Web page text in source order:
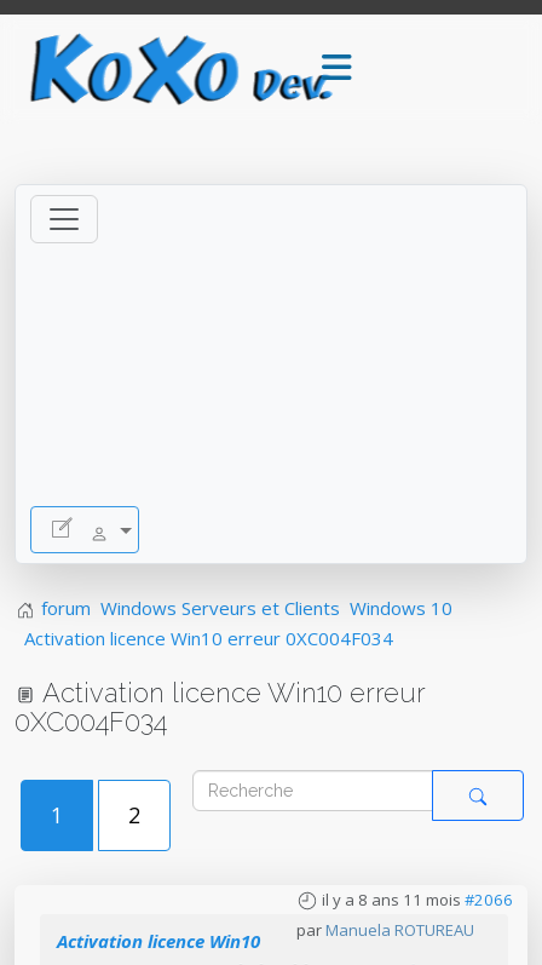
forum Windows Serveurs et Clients Windows 10
Activation licence Win10 erreur 0XC004F034
Activation licence Win10 erreur
0XC004F034
1 2
il y a 8 ans 11 mois #2066
par Manuela ROTUREAU
Activation licence Win10